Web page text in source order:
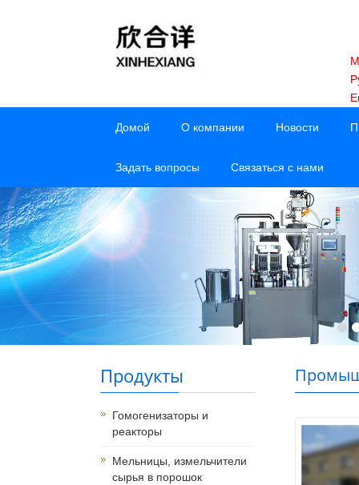
Домой О компании Новости
Задать вопросы Связаться с нами
Продукты
Гомогенизаторы и
реакторы
Мельницы, измельчители
сырья в порошок